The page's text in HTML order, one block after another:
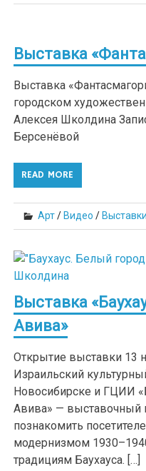
Выставка
Выставка
городском
Алексея Школдина
Берсенёвой
READ MORE
Арт/ Видео / Выставки
Выставка
Авива»
Открытие выставки 13
Израильский
Новосибирске и ГЦИИ
Авива» — выставочный
познакомить
модернизмом
традициям Баухауса. […]